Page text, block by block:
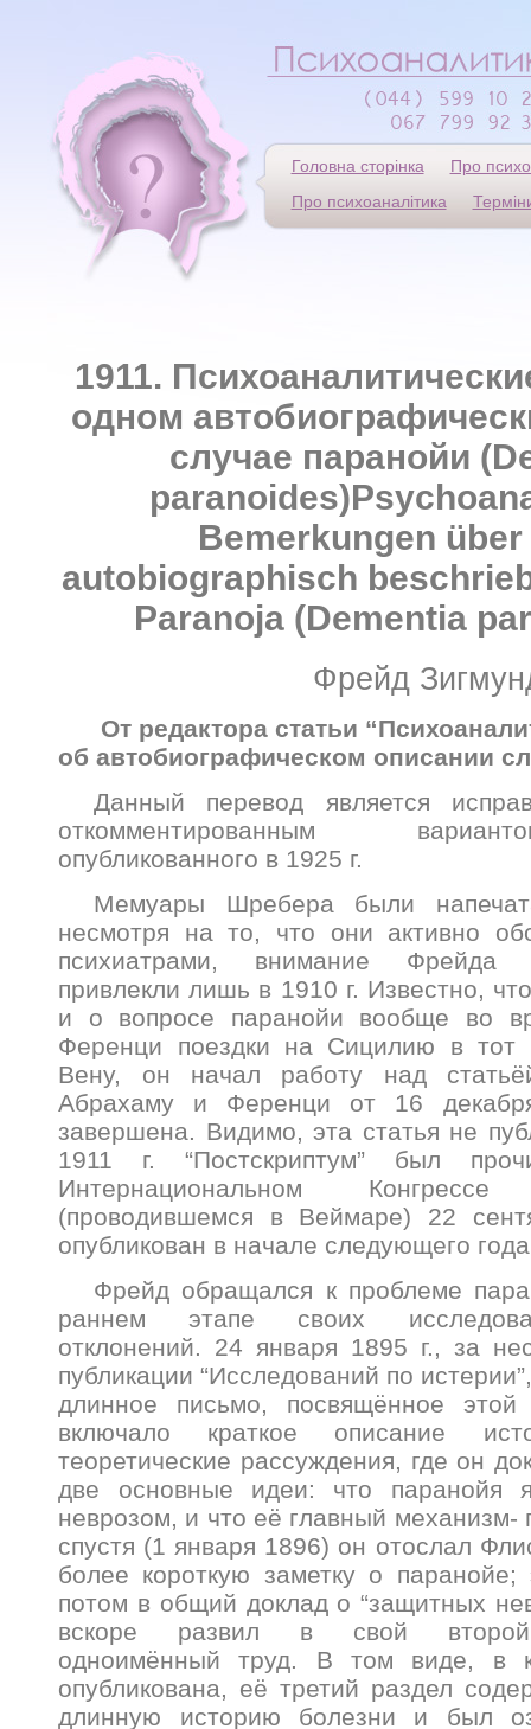
Головна сторінка
Про
Про психоаналітика
1911.
одном
случае паранойи
Bemerkungen über
autobiographisch
Paranoja (Dementia
Фрейд
От редактора статьи
об автобиографическом описании
Данный перевод является
откомментированным
опубликованного в 1925 г.
Мемуары Шребера были
несмотря на то, что они активно
психиатрами, внимание Фрейда
привлекли лишь в 1910 г. Известно,
и о вопросе паранойи вообще во
Ференци поездки на Сицилию в тот
Вену, он начал работу над
Абрахаму и Ференци от 16
завершена. Видимо, эта статья не
1911 г. “Постскриптум” был
Интернациональном Конгрессе
(проводившемся в Веймаре) 22
опубликован в начале следующего
Фрейд обращался к проблеме
раннем этапе своих
отклонений. 24 января 1895 г., за
публикации “Исследований по
длинное письмо, посвящённое
включало краткое описание
теоретические рассуждения, где он
две основные идеи: что паранойя
неврозом, и что её главный механизм-
спустя (1 января 1896) он отослал
более короткую заметку о
потом в общий доклад о “защитных
вскоре развил в свой второй
одноимённый труд. В том виде, в
опубликована, её третий раздел
длинную историю болезни и был